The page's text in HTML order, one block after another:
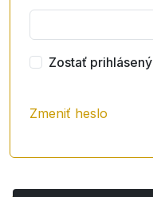
Zostať prihlásený
Zmeniť heslo